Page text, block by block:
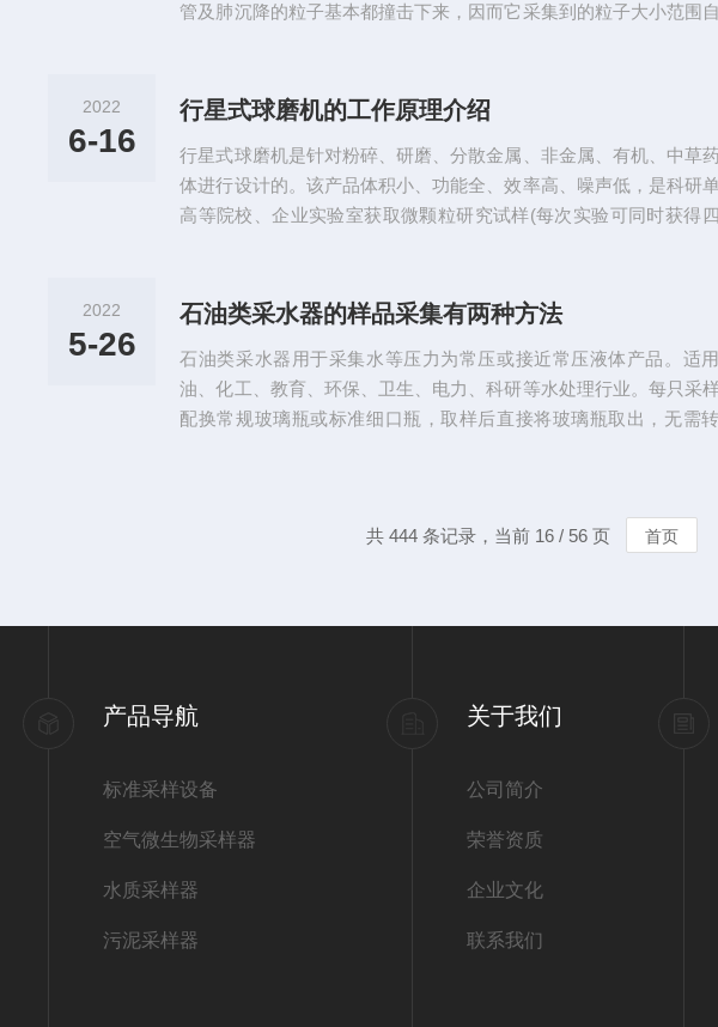
管及肺沉降的粒子基本都撞击下来，因而它采集到的粒子大小范围
学特征，采用惯用撞击原理，将悬浮在空气中的微生物粒子，按大小
空气微生物粒子数量及其大小分布的...
2022
6-16
行星式球磨机的工作原理介绍
行星式球磨机是针对粉碎、研磨、分散金属、非金属、有机、中草
体进行设计的。该产品体积小、功能全、效率高、噪声低，是科研单
高等院校、企业实验室获取微颗粒研究试样(每次实验可同时获得
罐在绕转盘轴公转的同时又围绕自身轴心自转。罐中磨球在高速运动
小粒度可至0.1微米(即1.0...
2022
5-26
石油类采水器的样品采集有两种方法
石油类采水器用于采集水等压力为常压或接近常压液体产品。适
油、化工、教育、环保、卫生、电力、科研等水处理行业。每只采
配换常规玻璃瓶或标准细口瓶，取样后直接将玻璃瓶取出，无需
放倒，将清洗好的玻璃瓶放入水质取样笼内，竖起提梁。3．手持
共 444 条记录，当前 16 / 56 页 首页
产品导航
标准采样设备
空气微生物采样器
水质采样器
污泥采样器
关于我们
公司简介
荣誉资质
企业文化
联系我们